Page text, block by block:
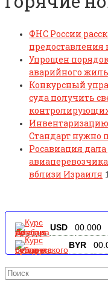
ФНС России
Упрощен
аварийного
Конкурсный
суда получить
Стандарт нужно
Росавиация
вблизи Израиля
USD 00.000
BYR